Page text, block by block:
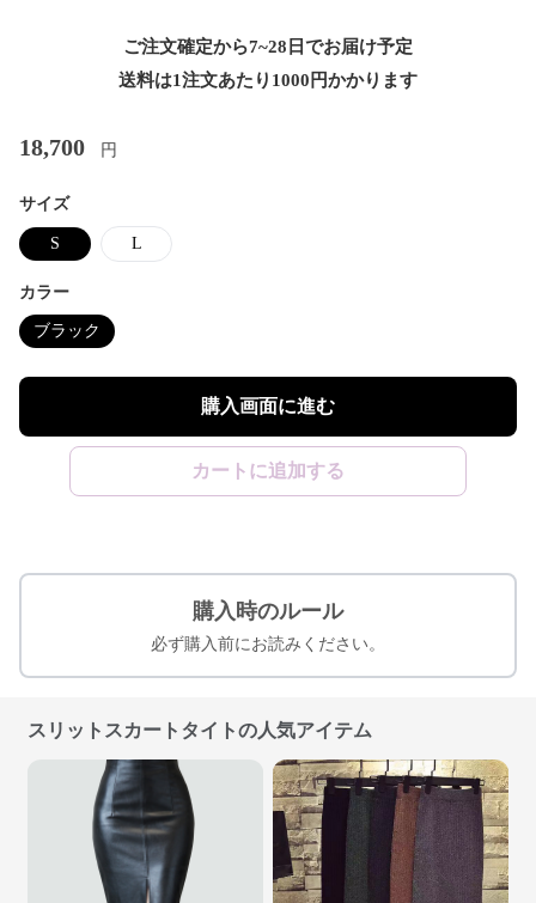
ご注文確定から7~28日でお届け予定
送料は1注文あたり 1000 円かかります
18,700 円
サイズ
S L
カラー
ブラック
購入画面に進む
カートに追加する
購入時のルール
必ず購入前にお読みください。
スリットスカートタイトの人気アイテム